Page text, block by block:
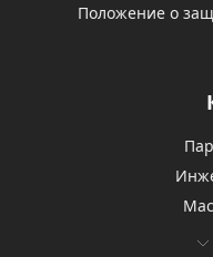
Положение о